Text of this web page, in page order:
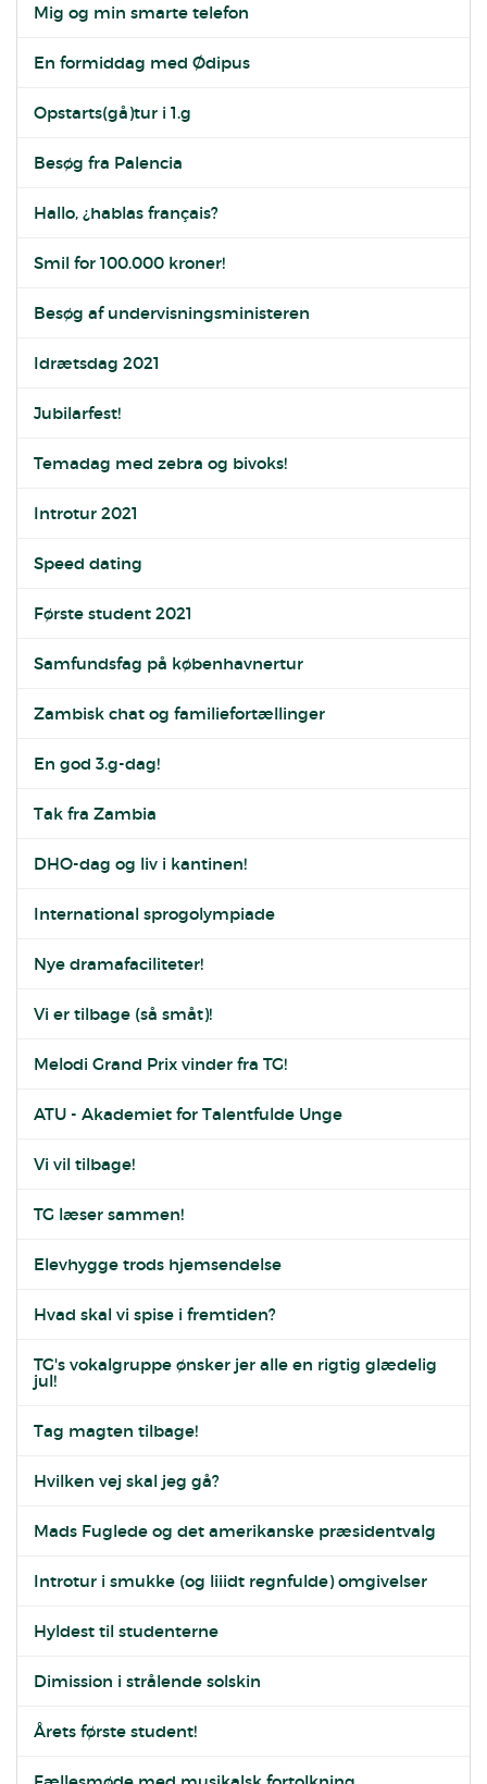
Mig og min smarte telefon
En formiddag med Ødipus
Opstarts(gå)tur i 1.g
Besøg fra Palencia
Hallo, ¿hablas français?
Smil for 100.000 kroner!
Besøg af undervisningsministeren
Idrætsdag 2021
Jubilarfest!
Temadag med zebra og bivoks!
Introtur 2021
Speed dating
Første student 2021
Samfundsfag på københavnertur
Zambisk chat og familiefortællinger
En god 3.g-dag!
Tak fra Zambia
DHO-dag og liv i kantinen!
International sprogolympiade
Nye dramafaciliteter!
Vi er tilbage (så småt)!
Melodi Grand Prix vinder fra TG!
ATU - Akademiet for Talentfulde Unge
Vi vil tilbage!
TG læser sammen!
Elevhygge trods hjemsendelse
Hvad skal vi spise i fremtiden?
TG's vokalgruppe ønsker jer alle en rigtig glædelig
jul!
Tag magten tilbage!
Hvilken vej skal jeg gå?
Mads Fuglede og det amerikanske præsidentvalg
Introtur i smukke (og liiidt regnfulde) omgivelser
Hyldest til studenterne
Dimission i strålende solskin
Årets første student!